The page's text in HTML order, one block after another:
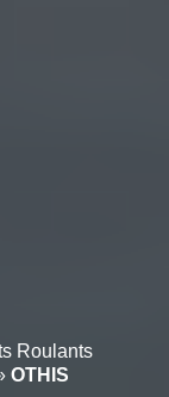
Roulants
OTHIS